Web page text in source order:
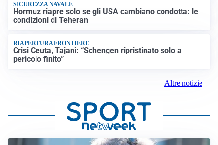
SICUREZZA NAVALE
Hormuz riapre solo se gli USA cambiano condotta: le
condizioni di Teheran
RIAPERTURA FRONTIERE
Crisi Ceuta, Tajani: “Schengen ripristinato solo a
pericolo finito”
Altre notizie